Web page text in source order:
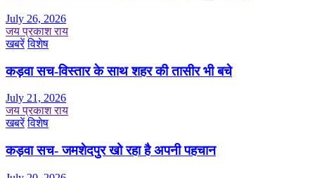
July 26, 2026
जय प्रकाश राय
खबरें विशेष
कड़वा सच-विस्तार के साथ शहर की तासीर भी बचे
July 21, 2026
जय प्रकाश राय
खबरें विशेष
कड़वा सच- जमशेदपुर खो रहा है अपनी पहचान